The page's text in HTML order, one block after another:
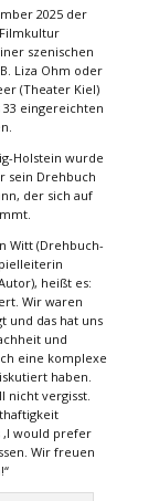
2025 der
szenischen
Liza Ohm oder
(Theater Kiel)
eingereichten
Holstein wurde
sein Drehbuch
der sich auf
Witt (Drehbuch-
heißt es:
Wir waren
und das hat uns
und
eine komplexe
haben.
nicht vergisst.
,I would prefer
Wir freuen